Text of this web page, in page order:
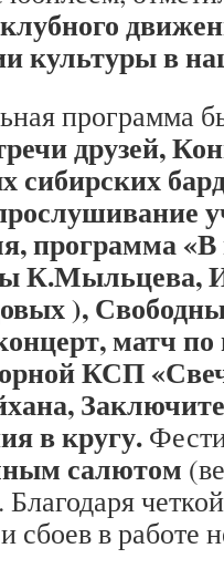
культуры в
программа
друзей,
сибирских
программа «В
К.Мыльцева,
),
матч
КСП
в кругу.
салютом
сбоев в работе